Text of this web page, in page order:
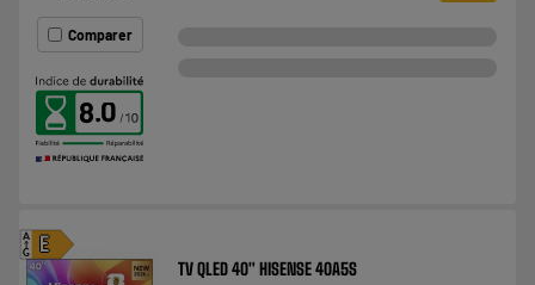
Comparer
8.0
E
A
G
TV QLED 40" HISENSE 40A5S